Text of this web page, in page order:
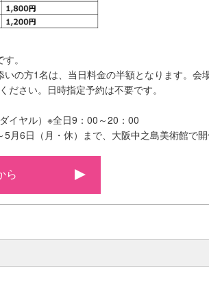
。
の方1名は、当日料金の半額となります。会
さい。日時指定予約は不要です。
イヤル）※全日9：00～20：00
月6日（月・休）まで、大阪中之島美術館で開
ら